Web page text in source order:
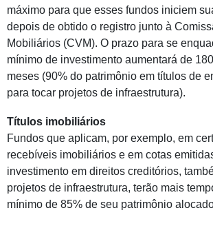
máximo para que esses fundos iniciem
depois de obtido o registro junto à
Mobiliários (CVM). O prazo para se
mínimo de investimento aumentará de
meses (90% do patrimônio em títulos de
para tocar projetos de infraestrutura).
Títulos imobiliários
Fundos que aplicam, por exemplo, em
recebíveis imobiliários e em cotas
investimento em direitos creditórios,
projetos de infraestrutura, terão mais
mínimo de 85% de seu patrimônio